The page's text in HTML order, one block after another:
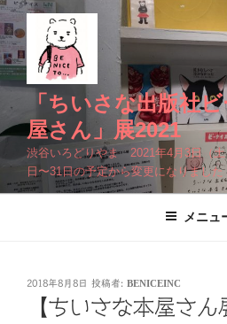
コ
ン
テ
ン
ス
キ
ッ
「ちいさな出版社
屋さん」展2021
渋谷いろどりやま 2021年4月3日（土
日〜31日の予定から変更になりました
メニュ
投
2018年8月8日 投稿者: BENICEINC
【ちいさな本屋さ